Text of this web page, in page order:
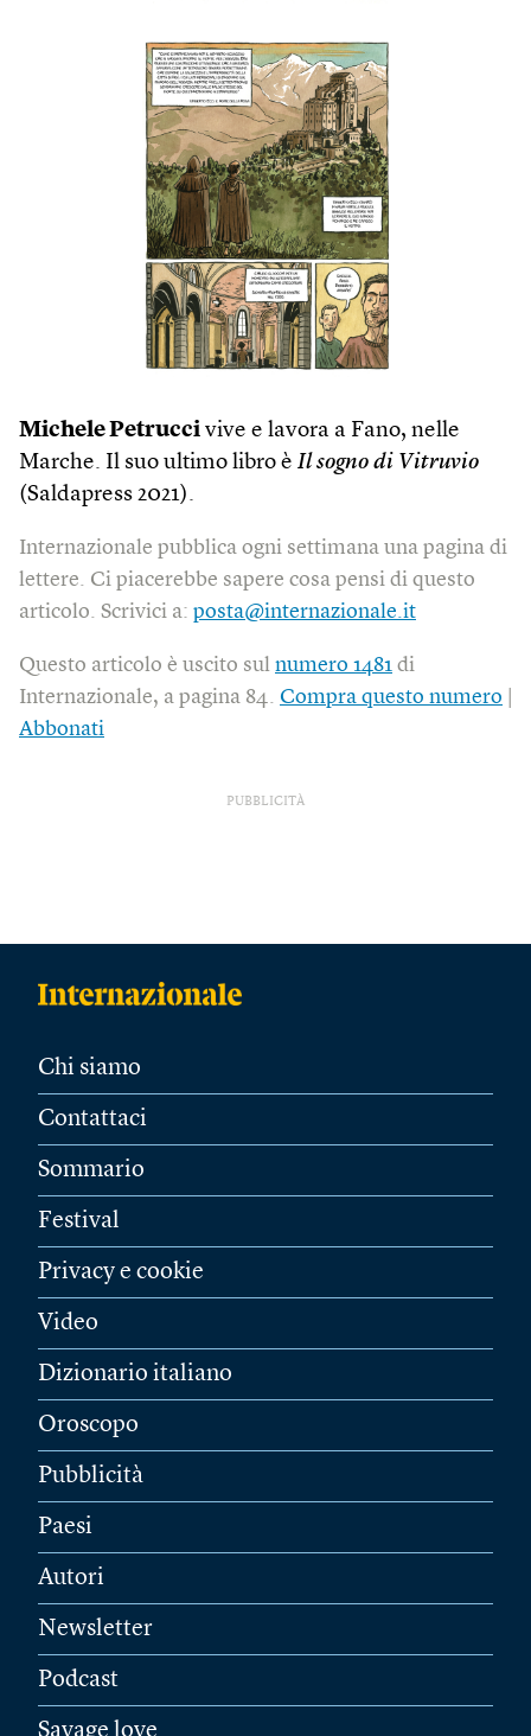
Michele Petrucci vive e lavora a Fano, nelle
Marche. Il suo ultimo libro è Il sogno di Vitruvio
(Saldapress 2021).
Internazionale pubblica ogni settimana una pagina di
lettere. Ci piacerebbe sapere cosa pensi di questo
articolo. Scrivici a: posta@internazionale.it
Questo articolo è uscito sul numero 1481 di
Internazionale, a pagina 84. Compra questo numero
Abbonati
PUBBLICITÀ
Chi siamo
Contattaci
Sommario
Festival
Privacy e cookie
Video
Dizionario italiano
Oroscopo
Pubblicità
Paesi
Autori
Newsletter
Podcast
Savage love